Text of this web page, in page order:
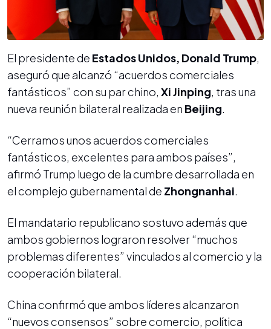
El presidente de Estados Unidos, Donald Trump,
aseguró que alcanzó “acuerdos comerciales
fantásticos” con su par chino, Xi Jinping, tras una
nueva reunión bilateral realizada en Beijing.
“Cerramos unos acuerdos comerciales
fantásticos, excelentes para ambos países”,
afirmó Trump luego de la cumbre desarrollada en
el complejo gubernamental de Zhongnanhai.
El mandatario republicano sostuvo además que
ambos gobiernos lograron resolver “muchos
problemas diferentes” vinculados al comercio y la
cooperación bilateral.
China confirmó que ambos líderes alcanzaron
“nuevos consensos” sobre comercio, política